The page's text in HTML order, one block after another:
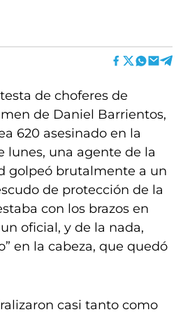
de choferes de
de Daniel Barrientos,
620 asesinado en la
lunes, una agente de la
golpeó brutalmente a un
de protección de la
con los brazos en
oficial, y de la nada,
en la cabeza, que quedó
casi tanto como